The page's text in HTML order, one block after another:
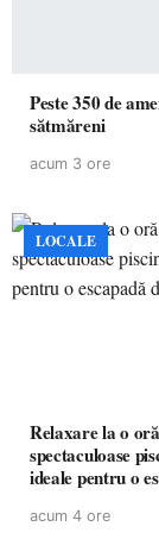
Peste 350 de
sătmăreni
acum 3 ore
LOCALE
Relaxare la o
spectaculoase
ideale pentru o
acum 4 ore